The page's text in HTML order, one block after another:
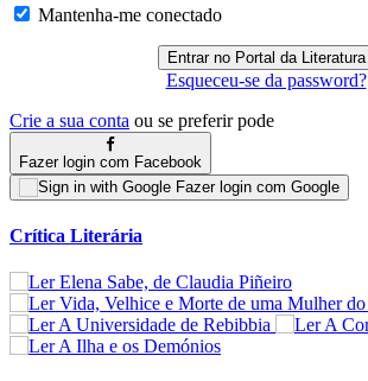
Mantenha-me conectado
Esqueceu-se da password?
Crie a sua conta ou se preferir pode
Fazer login com Facebook
Fazer login com Google
Crítica Literária